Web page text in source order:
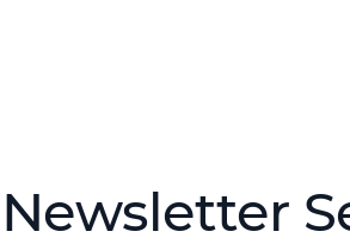
Newsletter